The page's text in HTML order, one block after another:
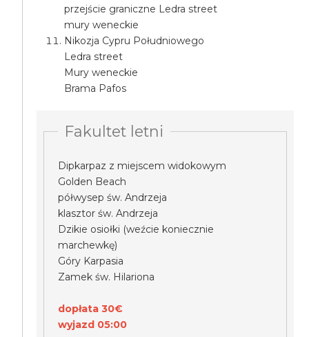
przejście graniczne Ledra street
mury weneckie
Nikozja Cypru Południowego
Ledra street
Mury weneckie
Brama Pafos
Fakultet letni
Dipkarpaz z miejscem widokowym
Golden Beach
półwysep św. Andrzeja
klasztor św. Andrzeja
Dzikie osiołki (weźcie koniecznie
marchewkę)
Góry Karpasia
Zamek św. Hilariona
dopłata 30€
wyjazd 05:00